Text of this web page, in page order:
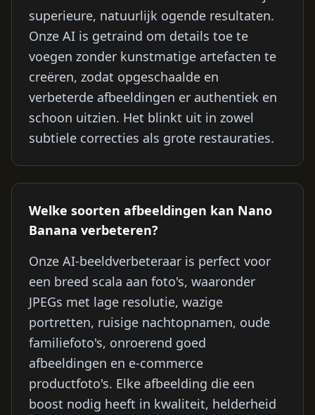
superieure, natuurlijk ogende resultaten.
Onze AI is getraind om details toe te
voegen zonder kunstmatige artefacten te
creëren, zodat opgeschaalde en
verbeterde afbeeldingen er authentiek en
schoon uitzien. Het blinkt uit in zowel
subtiele correcties als grote restauraties.
Welke soorten afbeeldingen kan Nano
Banana verbeteren?
Onze AI-beeldverbeteraar is perfect voor
een breed scala aan foto's, waaronder
JPEGs met lage resolutie, wazige
portretten, ruisige nachtopnamen, oude
familiefoto's, onroerend goed
afbeeldingen en e-commerce
productfoto's. Elke afbeelding die een
boost nodig heeft in kwaliteit, helderheid